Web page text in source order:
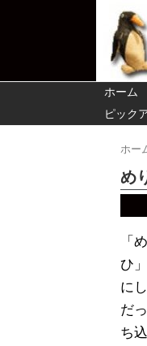
ホーム
ピック
ホー
め
「
ひ
に
だ
ち